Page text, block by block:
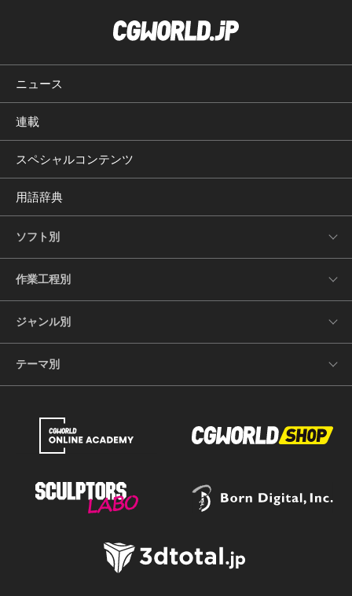
ニュース
連載
スペシャルコンテンツ
用語辞典
ソフト別
作業工程別
ジャンル別
テーマ別